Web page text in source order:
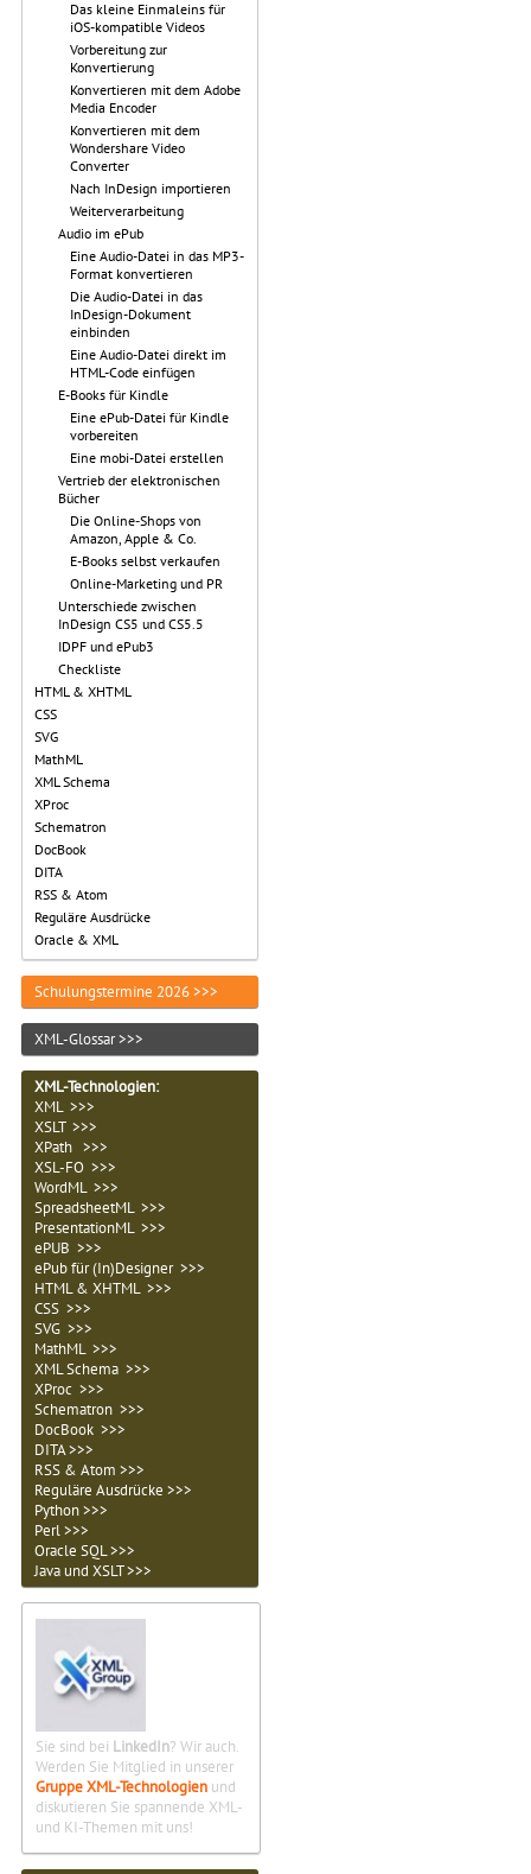
Das kleine Einmaleins für
iOS-kompatible Videos
Vorbereitung zur
Konvertierung
Konvertieren mit dem Adobe
Media Encoder
Konvertieren mit dem
Wondershare Video
Converter
Nach InDesign importieren
Weiterverarbeitung
Audio im ePub
Eine Audio-Datei in das MP3-
Format konvertieren
Die Audio-Datei in das
InDesign-Dokument
einbinden
Eine Audio-Datei direkt im
HTML-Code einfügen
E-Books für Kindle
Eine ePub-Datei für Kindle
vorbereiten
Eine mobi-Datei erstellen
Vertrieb der elektronischen
Bücher
Die Online-Shops von
Amazon, Apple & Co.
E-Books selbst verkaufen
Online-Marketing und PR
Unterschiede zwischen
InDesign CS5 und CS5.5
IDPF und ePub3
Checkliste
HTML & XHTML
CSS
SVG
MathML
XML Schema
XProc
Schematron
DocBook
DITA
RSS & Atom
Reguläre Ausdrücke
Oracle & XML
Schulungstermine 2026 >>>
XML-Glossar >>>
XML-Technologien:
XML >>>
XSLT >>>
XPath >>>
XSL-FO >>>
WordML >>>
SpreadsheetML >>>
PresentationML >>>
ePUB >>>
ePub für (In)Designer >>>
HTML & XHTML >>>
CSS >>>
SVG >>>
MathML >>>
XML Schema >>>
XProc >>>
Schematron >>>
DocBook >>>
DITA >>>
RSS & Atom >>>
Reguläre Ausdrücke >>>
Python >>>
Perl >>>
Oracle SQL >>>
Java und XSLT >>>
Sie sind bei LinkedIn? Wir auch.
Werden Sie Mitglied in unserer
Gruppe XML-Technologien und
diskutieren Sie spannende XML-
und KI-Themen mit uns!